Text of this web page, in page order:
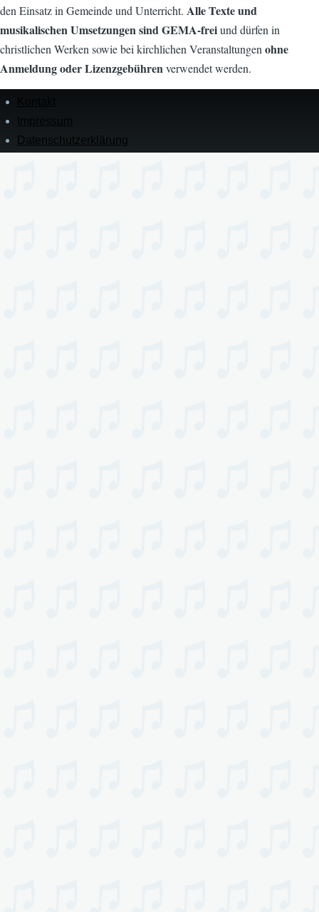
den Einsatz in Gemeinde und Unterricht. Alle Texte und
musikalischen Umsetzungen sind GEMA-freiund dürfen in
christlichen Werken sowie bei kirchlichen Veranstaltungen ohne
Anmeldung oder Lizenzgebührenverwendet werden.
Menü
in
Fußzeile
Impressum
Datenschutz­erklärung